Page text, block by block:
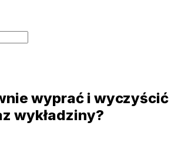
wyprać i wyczyścić
wykładziny?